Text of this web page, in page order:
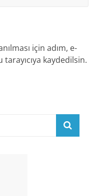
için adım, e-
kaydedilsin.